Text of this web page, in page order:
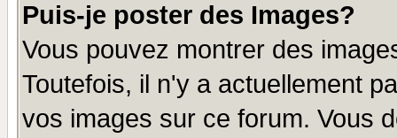
Puis-je poster des Images?
Vous pouvez montrer des
Toutefois, il n'y a actuellement
vos images sur ce forum. Vous